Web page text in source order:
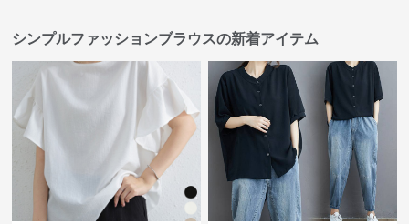
シンプルファッションブラウスの新着アイテム